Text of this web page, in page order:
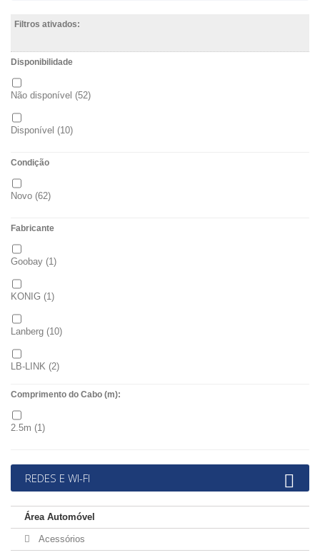
Filtros ativados:
Disponibilidade
Não disponível (52)
Disponível (10)
Condição
Novo (62)
Fabricante
Goobay (1)
KONIG (1)
Lanberg (10)
LB-LINK (2)
Nedis
TP-LINK
Comprimento do Cabo (m):
2.5m (1)
REDES E WI-FI
Área Automóvel
Acessórios